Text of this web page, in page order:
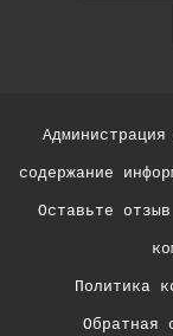
содержание
Оставьте
Политика
Обратная